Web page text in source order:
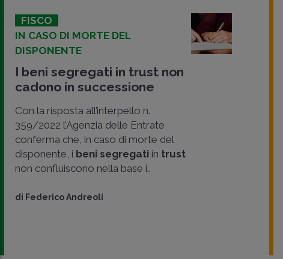
CONDIVIDI
FISCO
IN CASO DI MORTE DEL
DISPONENTE
I beni segregati in trust non
cadono in successione
Con la risposta all’interpello n.
359/2022 l’Agenzia delle Entrate
conferma che, in caso di morte del
disponente, i beni segregati in trust
non confluiscono nella base i..
di Federico Andreoli